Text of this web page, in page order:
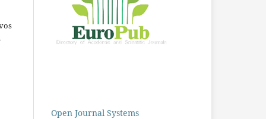
Open Journal Systems